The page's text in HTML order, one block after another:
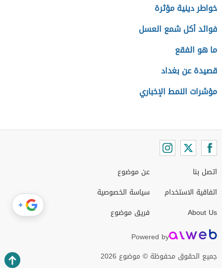
خواطر دينية مؤثرة
فوائد أكل شمع العسل
ما هو الفقع
قصيدة عن بغداد
مؤشرات النمط الإخباري
اتصل بنا
اتفاقية الاستخدام
About Us
عن موضوع
سياسة الخصوصية
فريق موضوع
Powered by
جميع الحقوق محفوظة © موضوع 2026
+